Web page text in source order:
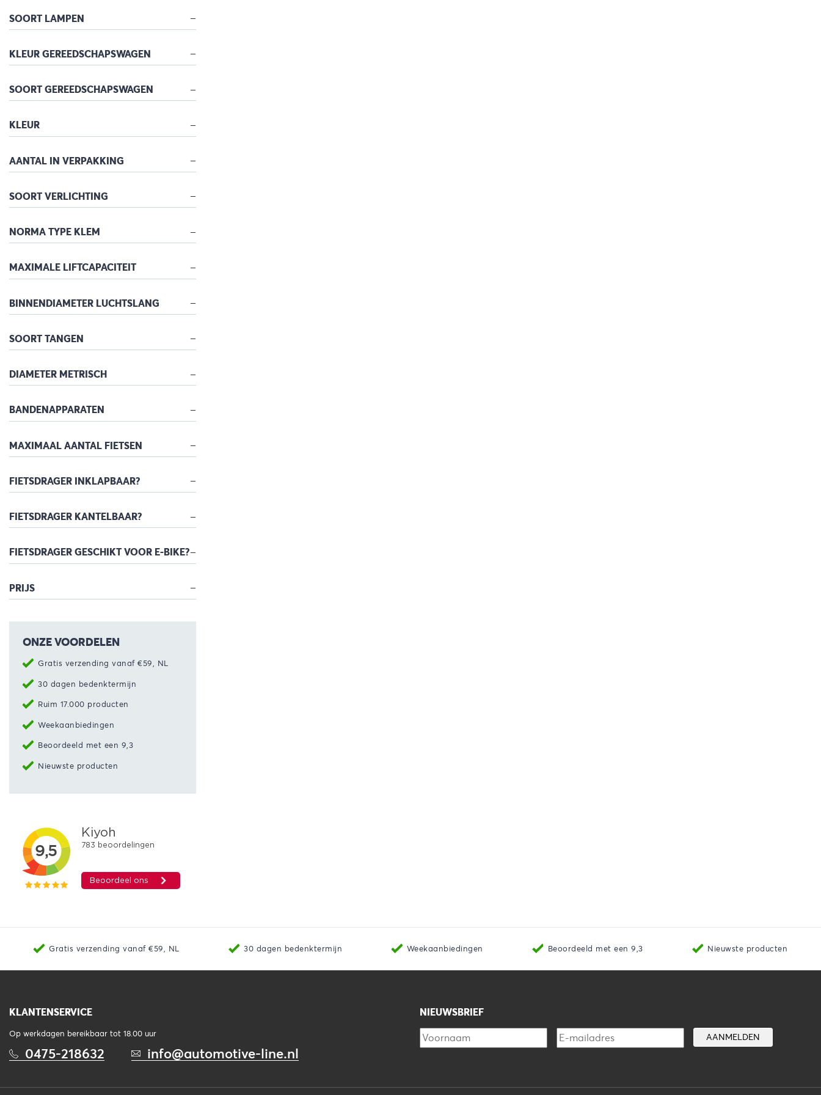
SOORT LAMPEN
KLEUR GEREEDSCHAPSWAGEN
SOORT GEREEDSCHAPSWAGEN
KLEUR
AANTAL IN VERPAKKING
SOORT VERLICHTING
NORMA TYPE KLEM
MAXIMALE LIFTCAPACITEIT
BINNENDIAMETER LUCHTSLANG
SOORT TANGEN
DIAMETER METRISCH
BANDENAPPARATEN
MAXIMAAL AANTAL FIETSEN
FIETSDRAGER INKLAPBAAR?
FIETSDRAGER KANTELBAAR?
FIETSDRAGER GESCHIKT VOOR E-BIKE?
PRIJS
ONZE VOORDELEN
Gratis verzending vanaf €59, NL
30 dagen bedenktermijn
Ruim 17.000 producten
Weekaanbiedingen
Beoordeeld met een 9,3
Nieuwste producten
Gratis verzending vanaf €59, NL 30 dagen bedenktermijn Weekaanbiedingen Beoordeeld met een 9,3 Nieuwste producten
KLANTENSERVICE
Op werkdagen bereikbaar tot 18.00 uur
0475-218632 info@automotive-line.nl
NIEUWSBRIEF